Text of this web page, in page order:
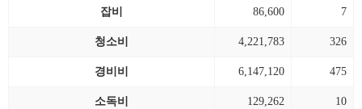
잡비 86,600 7
청소비 4,221,783 326
경비비 6,147,120 475
소독비 129,262 10